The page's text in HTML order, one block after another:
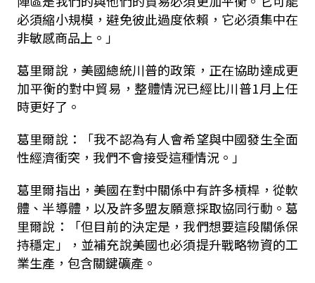
必須縮小規模，避免彼此過度依賴，它必須集中在
非敏感商品上。」
葛里爾說，美國總統川普的政策，正在協助達成更
加平衡的對中貿易，整體情況已經比川普1月上任
時更好了。
葛里爾說：「我不認為有人會希望與中國發生全面
性經濟衝突，我們不會接受這種情況。」
葛里爾指出，美國在對中關係中有許多槓桿，從軟
體、半導體，以及許多盟友願意採取協同行動。葛
里爾說：「但目前的決定是，我們想要這段關係保
持穩定」，並補充說美國也必須提升戰略物資的工
業生產，包含關鍵礦產。